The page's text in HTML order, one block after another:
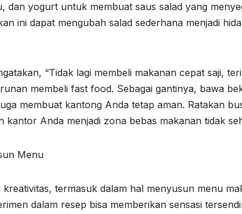
dan yogurt untuk membuat saus salad yang
ini dapat mengubah salad sederhana menjadi
“Tidak lagi membeli makanan cepat saji,
membeli fast food. Sebagai gantinya, bawa
membuat kantong Anda tetap aman. Ratakan
kantor Anda menjadi zona bebas makanan tidak
Menu
kreativitas, termasuk dalam hal menyusun menu
dalam resep bisa memberikan sensasi